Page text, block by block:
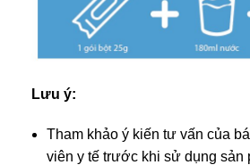
Lưu ý:
Tham khảo ý kiến tư vấn của
viên y tế trước khi sử dụng sản